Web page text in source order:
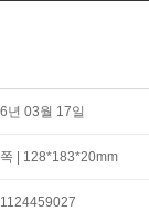
년 03월 17일
| 128*183*20mm